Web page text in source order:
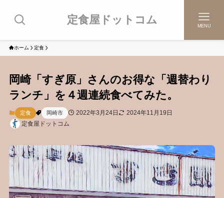
定食屋ドットコム MENU
ホーム 定食
岡崎「すぎ原」さんのお得な「週替わり
ランチ」を４週連続食べてみた。
定食 岡崎市 2022年3月24日
2024年11月19日
定食屋ドットコム